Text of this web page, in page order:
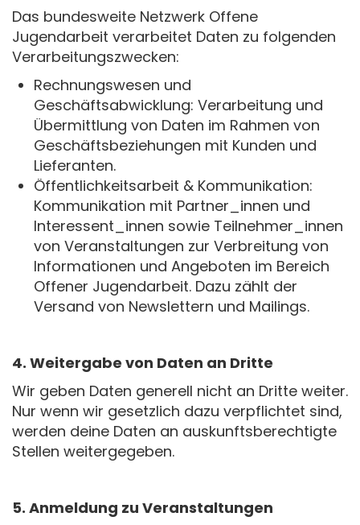
Das bundesweite Netzwerk Offene
Jugendarbeit verarbeitet Daten zu folgenden
Verarbeitungszwecken:
Rechnungswesen und
Geschäftsabwicklung: Verarbeitung und
Übermittlung von Daten im Rahmen von
Geschäftsbeziehungen mit Kunden und
Lieferanten.
Öffentlichkeitsarbeit & Kommunikation:
Kommunikation mit Partner_innen und
Interessent_innen sowie Teilnehmer_innen
von Veranstaltungen zur Verbreitung von
Informationen und Angeboten im Bereich
Offener Jugendarbeit. Dazu zählt der
Versand von Newslettern und Mailings.
4. Weitergabe von Daten an Dritte
Wir geben Daten generell nicht an Dritte weiter.
Nur wenn wir gesetzlich dazu verpflichtet sind,
werden deine Daten an auskunftsberechtigte
Stellen weitergegeben.
5. Anmeldung zu Veranstaltungen